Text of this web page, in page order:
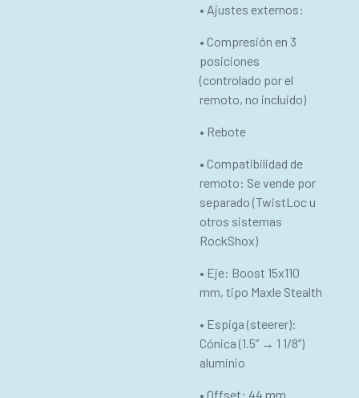
• Ajustes externos:
• Compresión en 3
posiciones
(controlado por el
remoto, no incluido)
• Rebote
• Compatibilidad de
remoto: Se vende por
separado (TwistLoc u
otros sistemas
RockShox)
• Eje: Boost 15x110
mm, tipo Maxle Stealth
• Espiga (steerer):
Cónica (1.5” → 1 1/8”)
aluminio
• Offset: 44 mm